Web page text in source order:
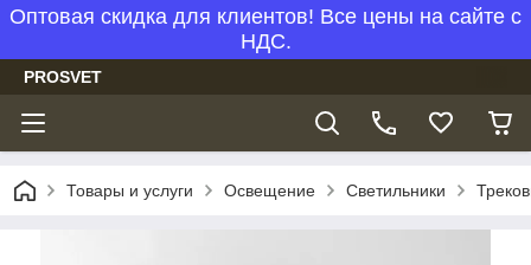
Оптовая скидка для клиентов! Все цены на сайте с
НДС.
PROSVET
Товары и услуги Освещение Светильники